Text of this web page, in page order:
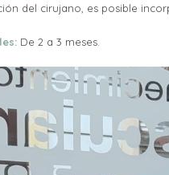
del cirujano, es posible
De 2 a 3 meses.